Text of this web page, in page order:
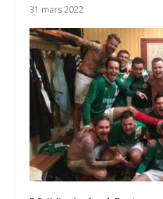
31 mars 2022